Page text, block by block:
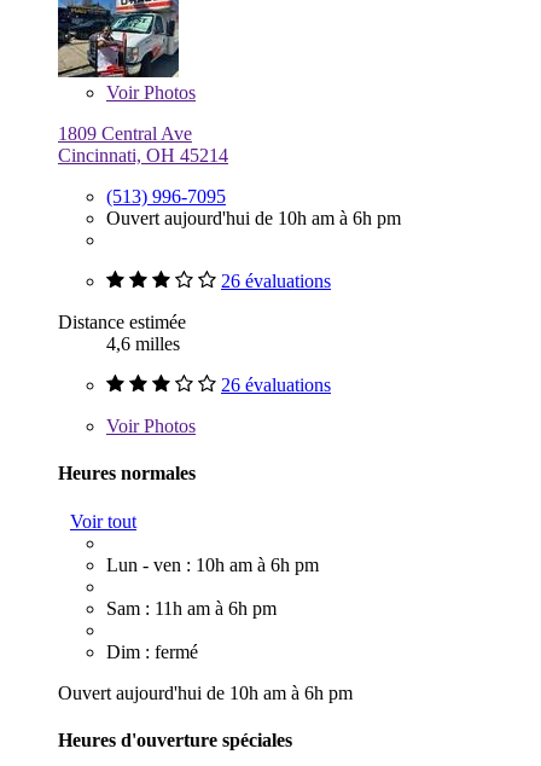
VoirPhotos
1809 Central Ave
Cincinnati, OH 45214
(513) 996-7095
Ouvert aujourd'hui de 10h am à 6h pm
26 évaluations
Distance estimée
4,6 milles
26 évaluations
VoirPhotos
Heures normales
Voir tout
Lun - ven : 10h am à 6h pm
Sam : 11h am à 6h pm
Dim : fermé
Ouvert aujourd'hui de 10h am à 6h pm
Heures d'ouverture spéciales